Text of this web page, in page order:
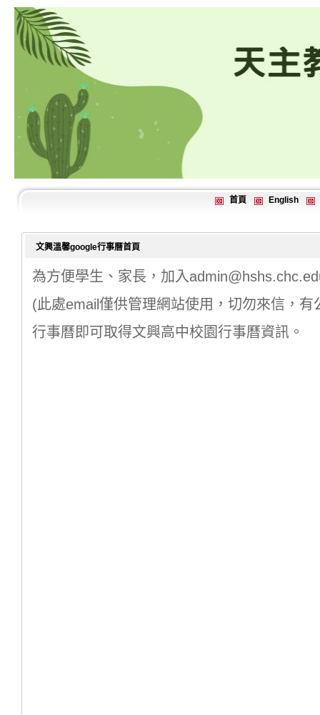
首頁 English
文興溫馨google行事曆首頁
為方便學生、家長，加入
(此處email僅供管理網站使用，切勿來信，
行事曆即可取得文興高中校園行事曆資訊。